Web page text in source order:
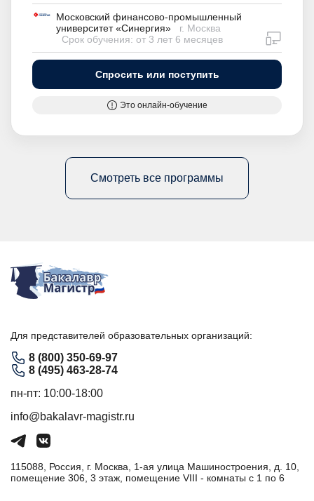
Московский финансово-промышленный
университет «Синергия»
г. Москва
Срок обучения: от 3 лет 6 месяцев
Спросить или поступить
Это онлайн-обучение
Смотреть все программы
Для представителей образовательных организаций:
8 (800) 350-69-97
8 (495) 463-28-74
пн-пт: 10:00-18:00
info@bakalavr-magistr.ru
115088, Россия, г. Москва, 1-ая улица Машиностроения, д. 10,
помещение 306, 3 этаж, помещение VIII - комнаты с 1 по 6